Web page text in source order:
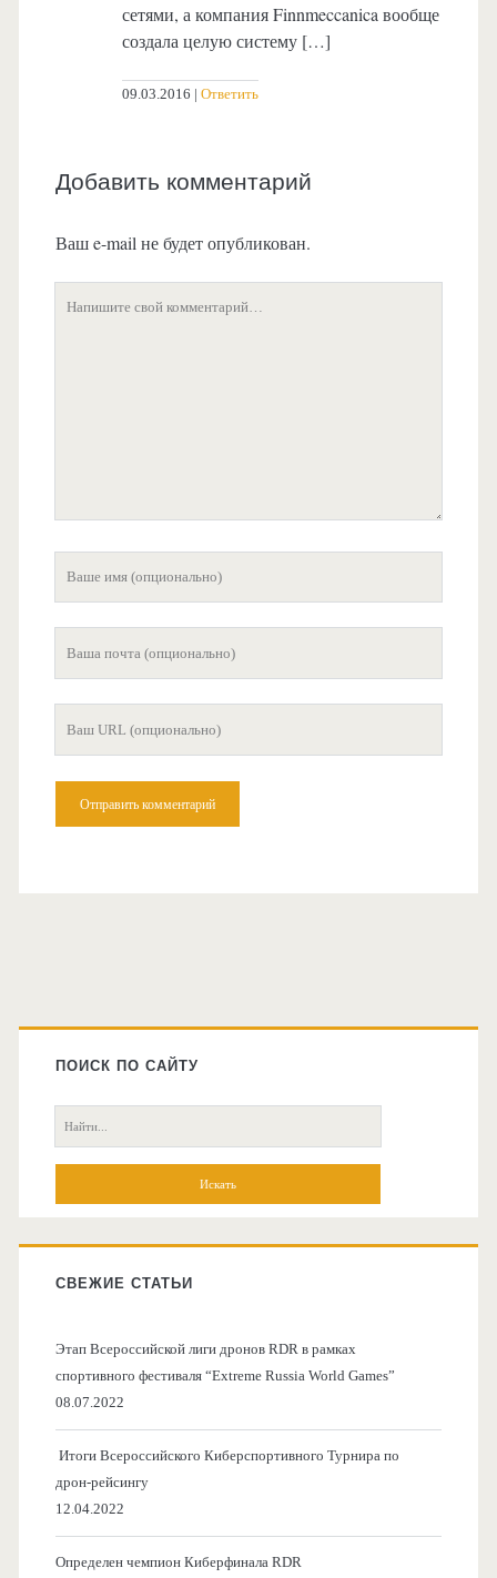
сетями, а компания Finnmeccanica вообще
создала целую систему […]
09.03.2016 Ответить
Добавить комментарий
Ваш e-mail не будет опубликован.
Главная
боковая
колонка
ПОИСК ПО САЙТУ
Поиск:
СВЕЖИЕ СТАТЬИ
Этап Всероссийской лиги дронов RDR в рамках
спортивного фестиваля “Extreme Russia World Games”
08.07.2022
Итоги Всероссийского Киберспортивного Турнира по
дрон-рейсингу
12.04.2022
Определен чемпион Киберфинала RDR